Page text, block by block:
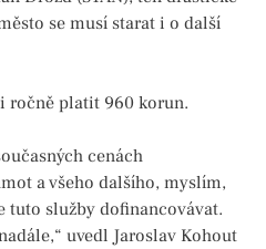
se musí starat i o další
ročně platit 960 korun.
cenách
a všeho dalšího, myslím,
tuto služby dofinancovávat.
uvedl Jaroslav Kohout